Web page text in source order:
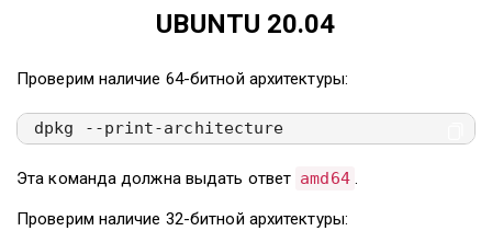
UBUNTU 20.04
Проверим наличие 64-битной архитектуры:
dpkg --print-architecture
Эта команда должна выдать ответ amd64 .
Проверим наличие 32-битной архитектуры: